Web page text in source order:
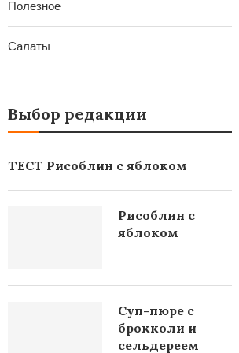
Полезное
Салаты
Выбор редакции
ТЕСТ Рисоблин с яблоком
Рисоблин с
яблоком
Суп-пюре с
брокколи и
сельдереем